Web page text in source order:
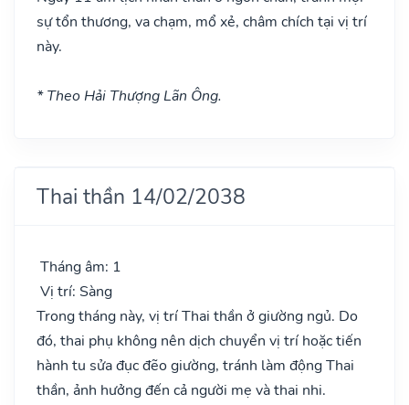
sự tổn thương, va chạm, mổ xẻ, châm chích tại vị trí
này.
* Theo Hải Thượng Lãn Ông.
Thai thần 14/02/2038
Tháng âm: 1
Vị trí: Sàng
Trong tháng này, vị trí Thai thần ở giường ngủ. Do
đó, thai phụ không nên dịch chuyển vị trí hoặc tiến
hành tu sửa đục đẽo giường, tránh làm động Thai
thần, ảnh hưởng đến cả người mẹ và thai nhi.